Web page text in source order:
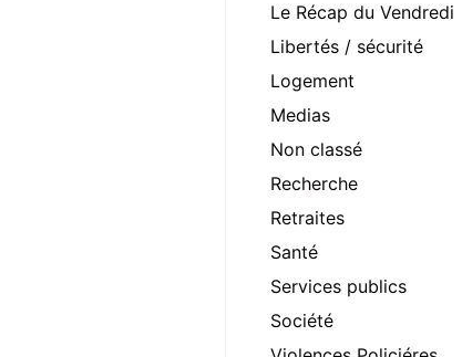
Le Récap du Vendredi
Libertés / sécurité
Logement
Medias
Non classé
Recherche
Retraites
Santé
Services publics
Société